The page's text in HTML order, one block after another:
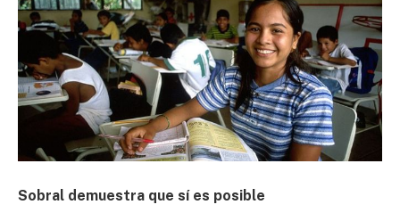
Sobral demuestra que sí es posible